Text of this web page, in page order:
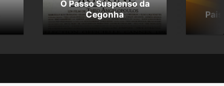
O Passo Suspenso da
Cegonha